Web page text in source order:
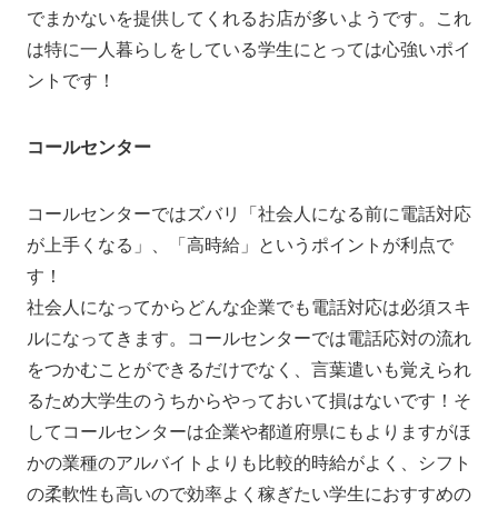
でまかないを提供してくれるお店が多いようです。これ
は特に一人暮らしをしている学生にとっては心強いポイ
ントです！
コールセンター
コールセンターではズバリ「社会人になる前に電話対応
が上手くなる」、「高時給」というポイントが利点で
す！
社会人になってからどんな企業でも電話対応は必須スキ
ルになってきます。コールセンターでは電話応対の流れ
をつかむことができるだけでなく、言葉遣いも覚えられ
るため大学生のうちからやっておいて損はないです！そ
してコールセンターは企業や都道府県にもよりますがほ
かの業種のアルバイトよりも比較的時給がよく、シフト
の柔軟性も高いので効率よく稼ぎたい学生におすすめの